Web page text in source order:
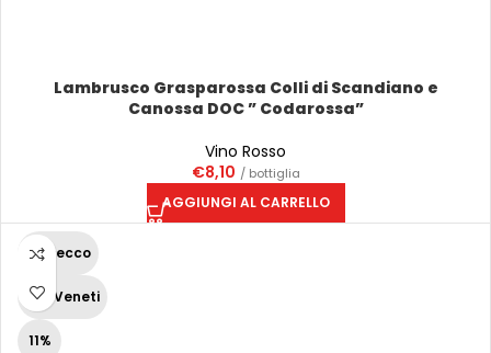
Lambrusco Grasparossa Colli di Scandiano e
Canossa DOC ” Codarossa”
Vino Rosso
€8,10 / bottiglia
AGGIUNGI AL CARRELLO
Prosecco
Vini Veneti
11%